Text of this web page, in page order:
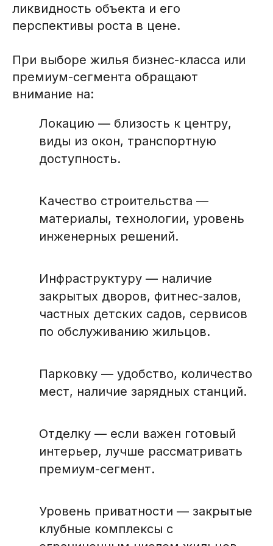
ликвидность объекта и его
перспективы роста в цене.
При выборе жилья бизнес-класса или
премиум-сегмента обращают
внимание на:
Локацию — близость к центру,
виды из окон, транспортную
доступность.
Качество строительства —
материалы, технологии, уровень
инженерных решений.
Инфраструктуру — наличие
закрытых дворов, фитнес-залов,
частных детских садов, сервисов
по обслуживанию жильцов.
Парковку — удобство, количество
мест, наличие зарядных станций.
Отделку — если важен готовый
интерьер, лучше рассматривать
премиум-сегмент.
Уровень приватности — закрытые
клубные комплексы с